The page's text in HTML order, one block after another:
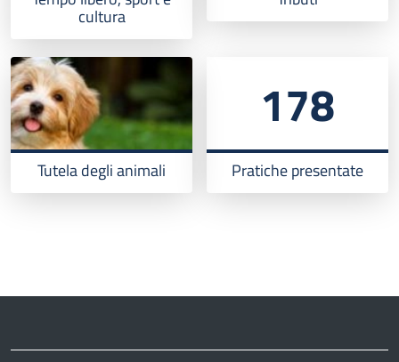
cultura
Tutela degli animali
178
Pratiche presentate